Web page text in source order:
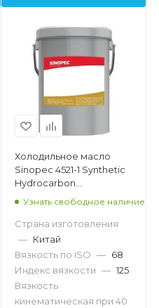
Холодильное масло
Sinopec 4521-1 Synthetic
Hydrocarbon
Refrigeration
Compressor Oil 68, 18л
Узнать свободное наличие
Страна изготовления
— Китай
Вязкость по ISO — 68
Индекс вязкости — 125
Вязкость
кинематическая при 40